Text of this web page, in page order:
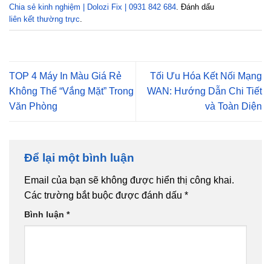
Chia sẻ kinh nghiệm | Dolozi Fix | 0931 842 684 . Đánh dấu
liên kết thường trực
TOP 4 Máy In Màu Giá Rẻ
Không Thể “Vắng Mặt” Trong
Văn Phòng
Tối Ưu Hóa Kết Nối Mạng
WAN: Hướng Dẫn Chi Tiết
và Toàn Diện
Để lại một bình luận
Email của bạn sẽ không được hiển thị công khai.
Các trường bắt buộc được đánh dấu *
Bình luận *